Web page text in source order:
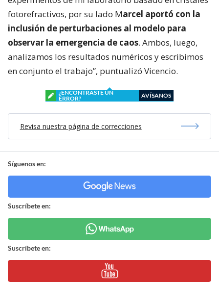
fotorefractivos, por su lado Marcel aportó con la
inclusión de perturbaciones al modelo para
observar la emergencia de caos. Ambos, luego,
analizamos los resultados numéricos y escribimos
en conjunto el trabajo”, puntualizó Vicencio.
¿ENCONTRASTE UN
ERROR?
AVÍSANOS
Revisa nuestra página de correcciones
Síguenos en:
Suscríbete en:
Suscríbete en: